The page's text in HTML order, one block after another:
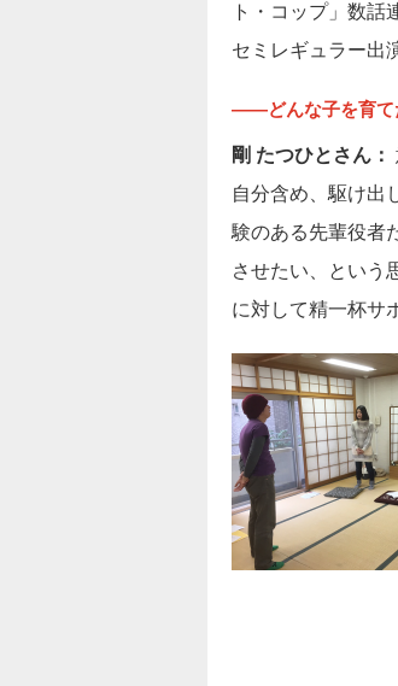
ト・コップ」数話
セミレギュラー出
――どんな子を育て
剛 たつひとさん：
自分含め、駆け出
験のある先輩役者
させたい、という
に対して精一杯サ